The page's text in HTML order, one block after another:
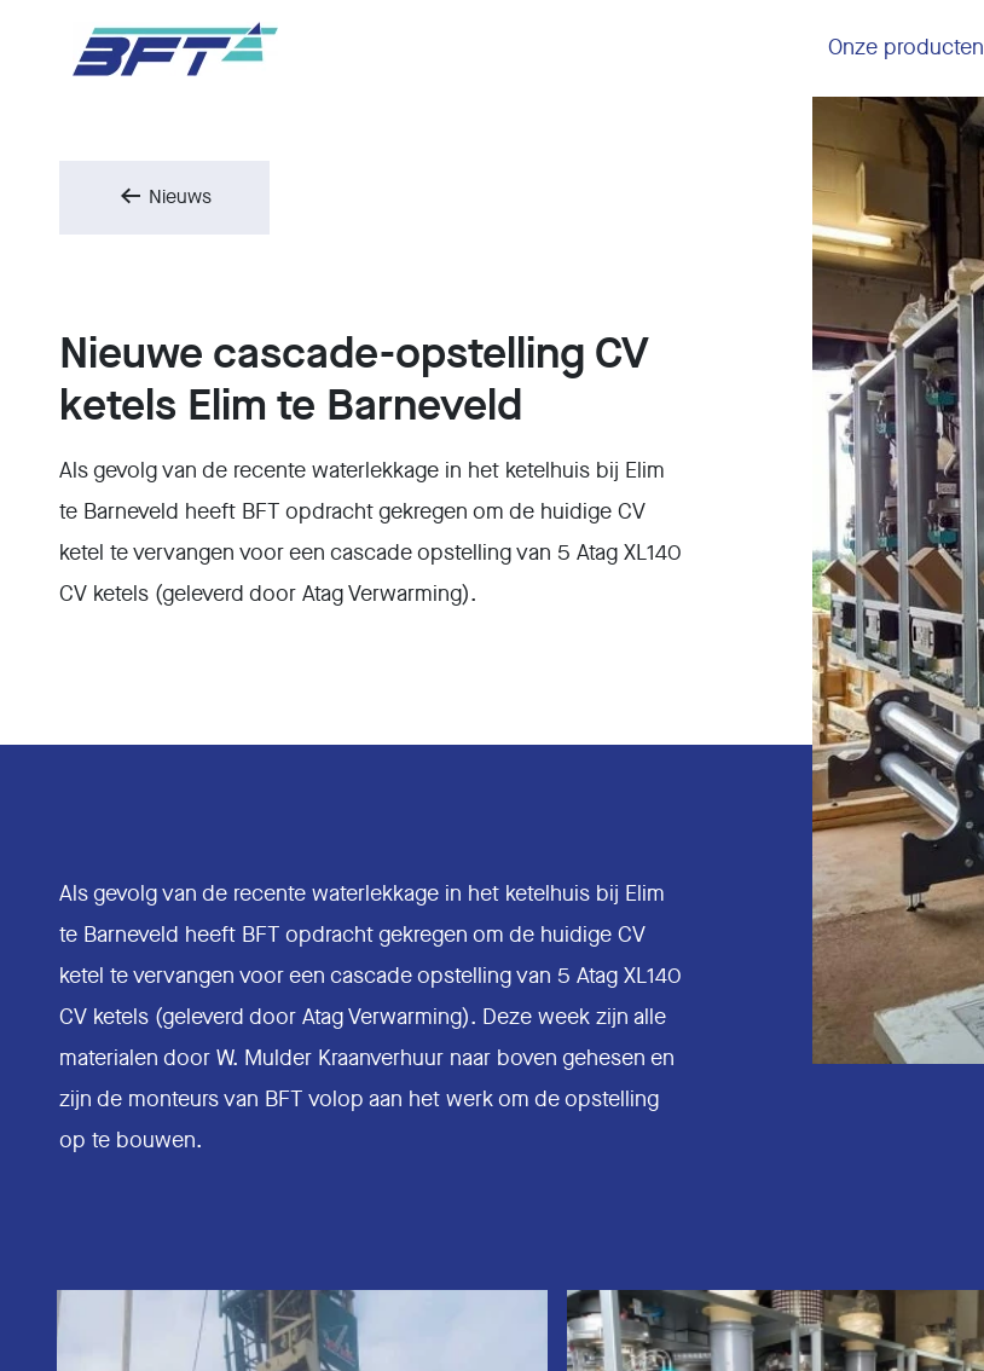
Onze producten
Nieuws
Nieuwe cascade-opstelling CV
ketels Elim te Barneveld
Als gevolg van de recente waterlekkage in het ketelhuis bij Elim
te Barneveld heeft BFT opdracht gekregen om de huidige CV
ketel te vervangen voor een cascade opstelling van 5 Atag XL140
CV ketels (geleverd door Atag Verwarming).
Als gevolg van de recente waterlekkage in het ketelhuis bij Elim
te Barneveld heeft BFT opdracht gekregen om de huidige CV
ketel te vervangen voor een cascade opstelling van 5 Atag XL140
CV ketels (geleverd door Atag Verwarming). Deze week zijn alle
materialen door W. Mulder Kraanverhuur naar boven gehesen en
zijn de monteurs van BFT volop aan het werk om de opstelling
op te bouwen.